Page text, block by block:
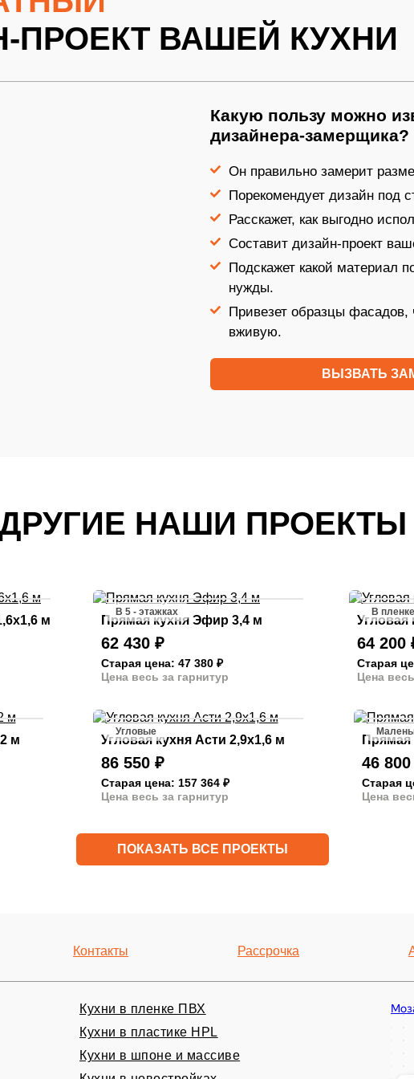
ПРОЕКТ ВАШЕЙ КУХНИ
Какую пользу можно
дизайнера-замерщика?
Он правильно замерит
Порекомендует дизайн под
Расскажет, как выгодно
Составит дизайн-проект
Подскажет какой материал
нужды.
Привезет образцы
вживую.
ВЫЗВАТЬ
НАШИ ПРОЕКТЫ
м
В 5 - этажках
Прямая кухня Эфир 3,4 м
62 430 ₽
Старая цена: 47 380 ₽
Цена весь за гарнитур
В
Угловая
64 200
Старая
Цена
м
Угловые
Угловая кухня Асти 2,9х1,6 м
86 550 ₽
Старая цена: 157 364 ₽
Цена весь за гарнитур
Прямая
46 800
Старая
Цена
ПОКАЗАТЬ ВСЕ ПРОЕКТЫ
Контакты Рассрочка
Кухни в пленке ПВХ
Кухни в пластике HPL
Кухни в шпоне и массиве
замер